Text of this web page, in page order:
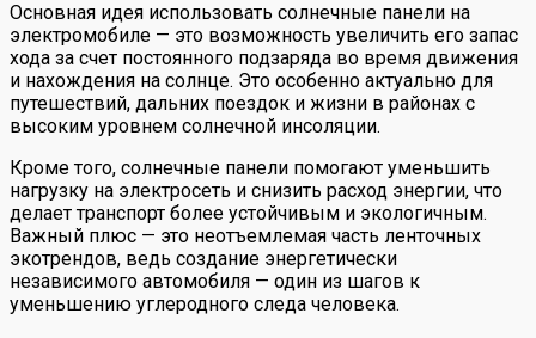
Основная идея использовать солнечные панели на
электромобиле — это возможность увеличить его запас
хода за счет постоянного подзаряда во время движения
и нахождения на солнце. Это особенно актуально для
путешествий, дальних поездок и жизни в районах с
высоким уровнем солнечной инсоляции.
Кроме того, солнечные панели помогают уменьшить
нагрузку на электросеть и снизить расход энергии, что
делает транспорт более устойчивым и экологичным.
Важный плюс — это неотъемлемая часть ленточных
экотрендов, ведь создание энергетически
независимого автомобиля — один из шагов к
уменьшению углеродного следа человека.